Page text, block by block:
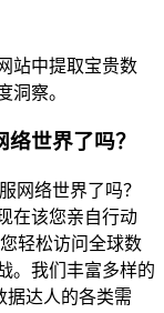
站中提取宝贵数
洞察。
世界了吗？
网络世界了吗？
在该您亲自行动
轻松访问全球数
。我们丰富多样的
据达人的各类需